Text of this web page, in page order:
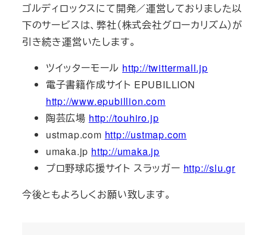
ゴルディロックスにて開発／運営しておりました以
下のサービスは、弊社（株式会社グローカリズム）が
引き続き運営いたします。
ツイッターモール http://twittermall.jp
電子書籍作成サイト EPUBILLION
http://www.epubillion.com
陶芸広場 http://touhiro.jp
ustmap.com http://ustmap.com
umaka.jp http://umaka.jp
プロ野球応援サイト スラッガー http://slu.gr
今後ともよろしくお願い致します。